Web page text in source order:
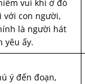
vui khi ở đó
với con người,
là người hát
yêu ấy.
ý đến đoạn,